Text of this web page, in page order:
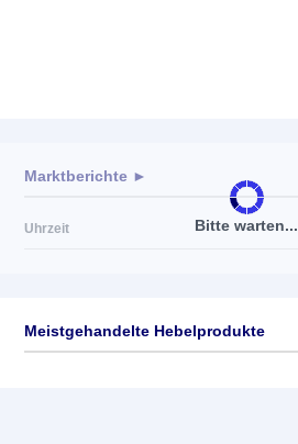
Bitte warten...
Marktberichte ►
Uhrzeit
Meistgehandelte Hebelprodukte